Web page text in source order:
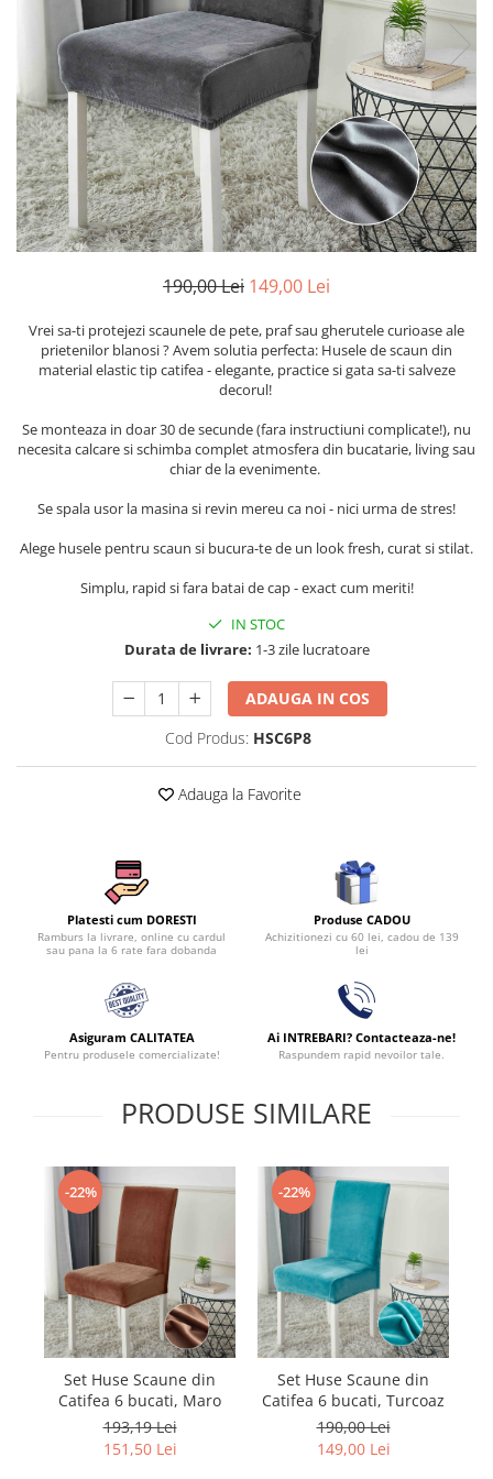
Cearceaf cu elastic
Cearceaf normal
Lenjerii De Pat Creponate
Lenjerii De Pat Bumbac Poplin 2
Persoane
Lenjerii De Pat Bumbac Poplin,
Matlasate, 2 Persoane
Lenjerii De Pat Bumbac Satinat 2
Persoane
2 Persoane
Lenjerii De Pat Jacquard
Lenjerii De Pat Cocolino
Set Lenjerie De Pat Blana
Persoane
Set Lenjerie Pat Blanita Iepure, 6
Piese, Cu Pilota Inclusa
11 Piese, Cuvertura Inclusa
Lenjerii Damasc Egiptean King Size
190,00 Lei 149,00 Lei
Vrei sa-ti protejezi scaunele de pete, praf sau gherutele curioase ale
prietenilor blanosi ? Avem solutia perfecta: Husele de scaun din
material elastic tip catifea - elegante, practice si gata sa-ti salveze
decorul!
Se monteaza in doar 30 de secunde (fara instructiuni complicate!), nu
necesita calcare si schimba complet atmosfera din bucatarie, living sau
chiar de la evenimente.
Se spala usor la masina si revin mereu ca noi - nici urma de stres!
Alege husele pentru scaun si bucura-te de un look fresh, curat si stilat.
Simplu, rapid si fara batai de cap - exact cum meriti!
IN STOC
Durata de livrare: 1-3 zile lucratoare
ADAUGA IN COS
Cod Produs: HSC6P8
Adauga la Favorite
Platesti cum DORESTI
Ramburs la livrare, online cu cardul
sau pana la 6 rate fara dobanda
Produse CADOU
Achizitionezi cu 60 lei, cadou de 139
lei
Asiguram CALITATEA
Pentru produsele comercializate!
Ai INTREBARI? Contacteaza-ne!
Raspundem rapid nevoilor tale.
PRODUSE SIMILARE
-22%
Set Huse Scaune din
Catifea 6 bucati, Maro
193,19 Lei
151,50 Lei
-22%
Set Huse Scaune din
Catifea 6 bucati, Turcoaz
190,00 Lei
149,00 Lei